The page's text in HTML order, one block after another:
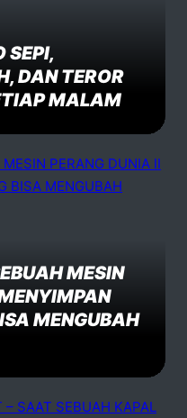
SEPI,
DAN TEROR
MALAM
MESIN
MENGUBAH